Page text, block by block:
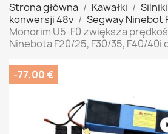
Strona główna Kawałki Silniki
konwersji 48v
Segway Ninebot
Monorim U5-F0 zwiększa
Ninebota F20/25, F30/35, F40/40i
-77,00 €